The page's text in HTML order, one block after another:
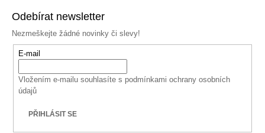
Odebírat newsletter
Nezmeškejte žádné novinky či slevy!
E-mail
Vložením e-mailu souhlasíte s podmínkami ochrany osobních
údajů
PŘIHLÁSIT SE